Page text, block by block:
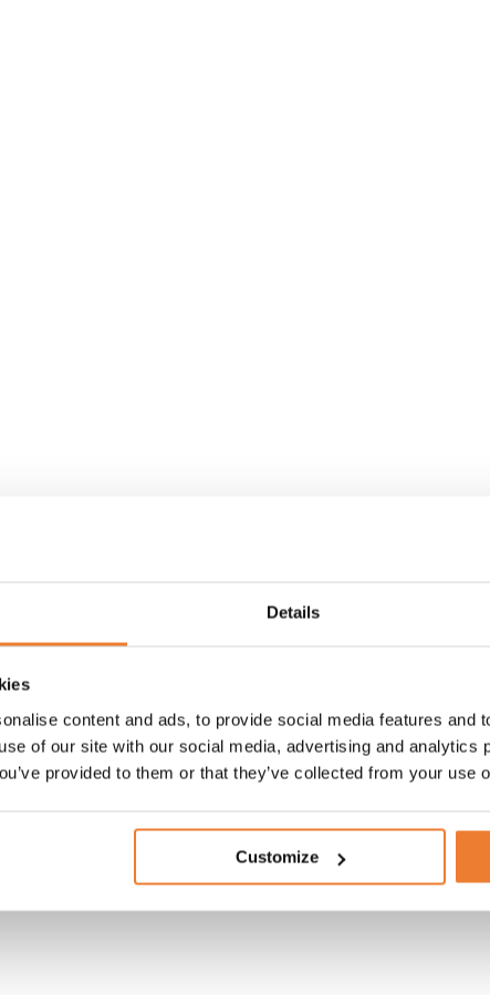
Details
content and ads, to provide social media features and
of our site with our social media, advertising and analytics
provided to them or that they’ve collected from your use
Customize
20 fot med kylrumsdörr